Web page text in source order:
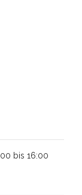
bis 16:00